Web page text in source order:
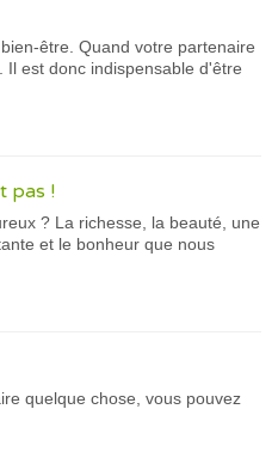
être. Quand votre partenaire
est donc indispensable d'être
pas !
? La richesse, la beauté, une
et le bonheur que nous
quelque chose, vous pouvez